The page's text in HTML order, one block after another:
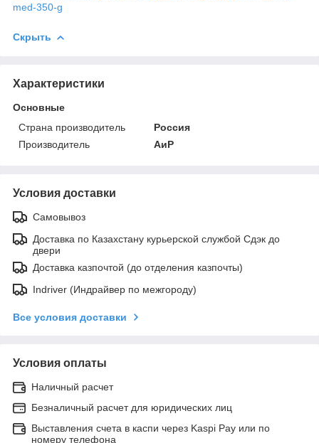
med-350-g
Скрыть
Характеристики
Основные
Страна производитель
Россия
Производитель
АиР
Условия доставки
Самовывоз
Доставка по Казахстану курьерской службой Сдэк до
двери
Доставка казпочтой (до отделения казпочты)
Indriver (Индрайвер по межгороду)
Все условия доставки
Условия оплаты
Наличный расчет
Безналичный расчет для юридических лиц
Выставления счета в каспи через Kaspi Pay или по
номеру телефона